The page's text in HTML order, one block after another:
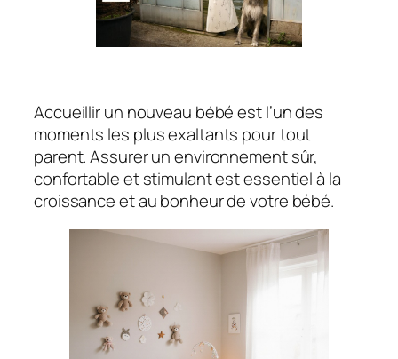
Accueillir un nouveau bébé est l’un des
moments les plus exaltants pour tout
parent. Assurer un environnement sûr,
confortable et stimulant est essentiel à la
croissance et au bonheur de votre bébé.